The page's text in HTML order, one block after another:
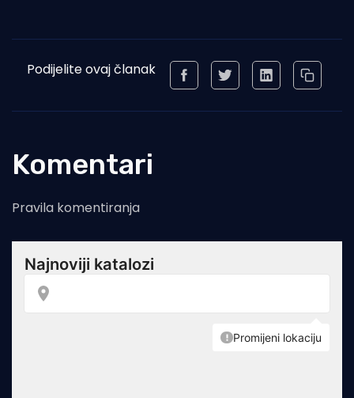
Podijelite ovaj članak
Komentari
Pravila komentiranja